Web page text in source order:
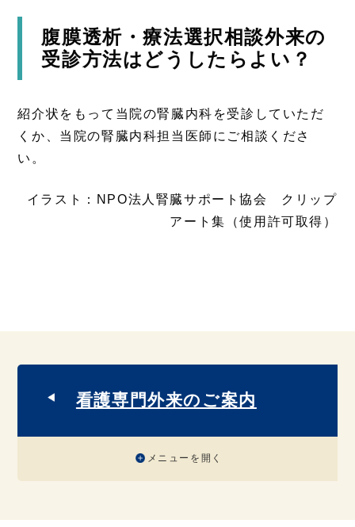
腹膜透析・療法選択相談外来の
受診方法はどうしたらよい？
紹介状をもって当院の腎臓内科を受診していただ
くか、当院の腎臓内科担当医師にご相談くださ
い。
イラスト：NPO法人腎臓サポート協会 クリップ
アート集（使用許可取得）
看護専門外来のご案内
メニューを開く